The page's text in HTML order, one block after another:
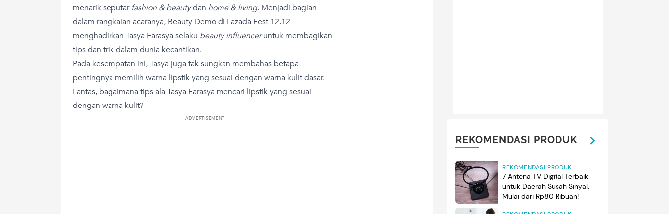
menarik seputar fashion & beautydan home & living. Menjadi bagian
dalam rangkaian acaranya, Beauty Demo di Lazada Fest 12.12
menghadirkan Tasya Farasya selaku beauty influenceruntuk membagikan
tips dan trik dalam dunia kecantikan.
Pada kesempatan ini, Tasya juga tak sungkan membahas betapa
pentingnya memilih warna lipstik yang sesuai dengan warna kulit dasar.
Lantas, bagaimana tips ala Tasya Farasya mencari lipstik yang sesuai
dengan warna kulit?
ADVERTISEMENT
REKOMENDASI PRODUK
REKOMENDASI PRODUK
7 Antena TV Digital Terbaik
untuk Daerah Susah Sinyal,
Mulai dari Rp80 Ribuan!